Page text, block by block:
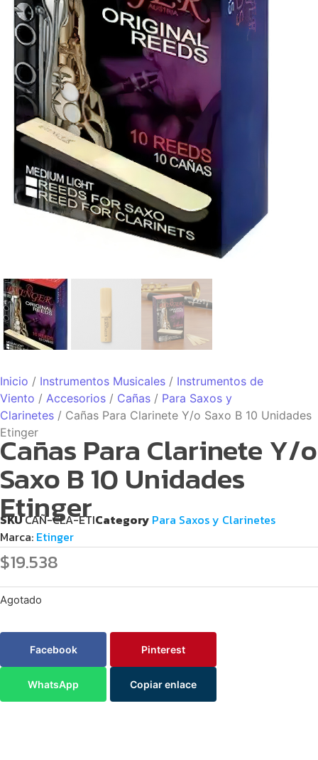
Inicio / Instrumentos Musicales / Instrumentos de
Viento / Accesorios / Cañas / Para Saxos y
Clarinetes / Cañas Para Clarinete Y/o Saxo B 10 Unidades
Etinger
Cañas Para Clarinete Y/o
Saxo B 10 Unidades
Etinger
SKUCAÑ-CLA-ETICategory Para Saxos y Clarinetes
Marca: Etinger
$19.538
Agotado
Facebook Pinterest
WhatsApp Copiar enlace